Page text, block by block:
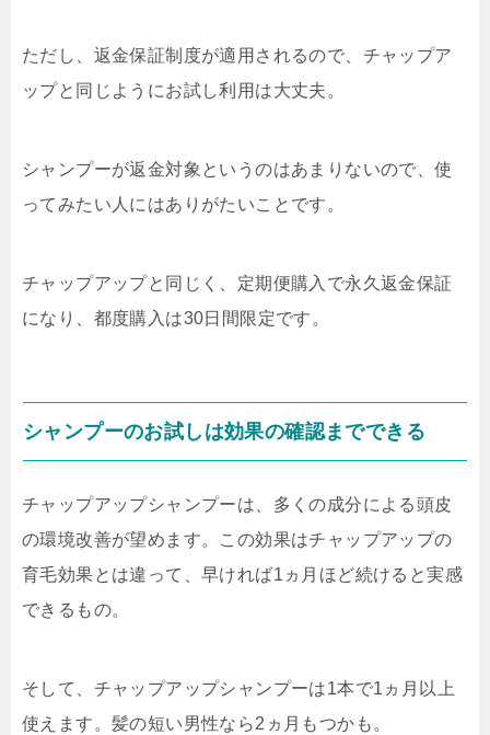
ただし、返金保証制度が適用されるので、チャップア
ップと同じようにお試し利用は大丈夫。
シャンプーが返金対象というのはあまりないので、使
ってみたい人にはありがたいことです。
チャップアップと同じく、定期便購入で永久返金保証
になり、都度購入は30日間限定です。
シャンプーのお試しは効果の確認までできる
チャップアップシャンプーは、多くの成分による頭皮
の環境改善が望めます。この効果はチャップアップの
育毛効果とは違って、早ければ1ヵ月ほど続けると実感
できるもの。
そして、チャップアップシャンプーは1本で1ヵ月以上
使えます。髪の短い男性なら2ヵ月もつかも。